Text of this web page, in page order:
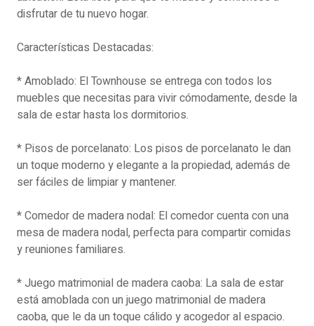
disfrutar de tu nuevo hogar.
Características Destacadas:
* Amoblado: El Townhouse se entrega con todos los
muebles que necesitas para vivir cómodamente, desde la
sala de estar hasta los dormitorios.
* Pisos de porcelanato: Los pisos de porcelanato le dan
un toque moderno y elegante a la propiedad, además de
ser fáciles de limpiar y mantener.
* Comedor de madera nodal: El comedor cuenta con una
mesa de madera nodal, perfecta para compartir comidas
y reuniones familiares.
* Juego matrimonial de madera caoba: La sala de estar
está amoblada con un juego matrimonial de madera
caoba, que le da un toque cálido y acogedor al espacio.